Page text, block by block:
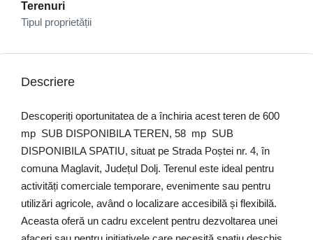
Terenuri
Tipul proprietății
Descriere
Descoperiți oportunitatea de a închiria acest teren de 600
mp SUB DISPONIBILA TEREN, 58 mp SUB
DISPONIBILA SPATIU, situat pe Strada Poștei nr. 4, în
comuna Maglavit, Județul Dolj. Terenul este ideal pentru
activități comerciale temporare, evenimente sau pentru
utilizări agricole, având o localizare accesibilă și flexibilă.
Aceasta oferă un cadru excelent pentru dezvoltarea unei